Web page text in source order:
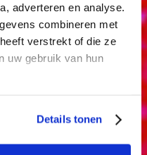
adverteren en analyse.
combineren met
verstrekt of die ze
uw gebruik van hun
Details tonen